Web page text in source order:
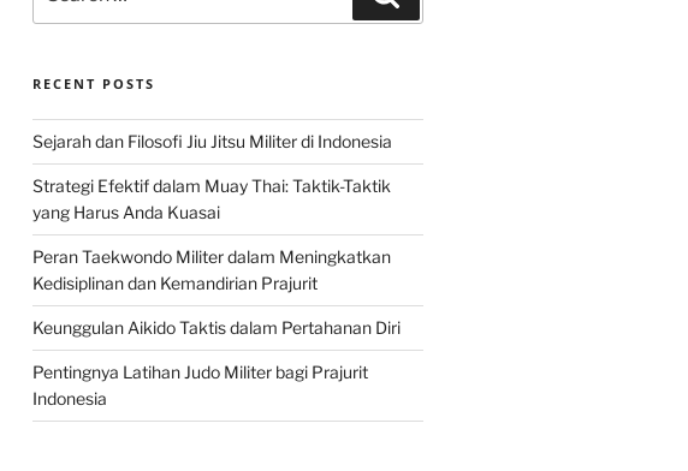
for:
RECENT POSTS
Sejarah dan Filosofi Jiu Jitsu Militer di Indonesia
Strategi Efektif dalam Muay Thai: Taktik-Taktik
yang Harus Anda Kuasai
Peran Taekwondo Militer dalam Meningkatkan
Kedisiplinan dan Kemandirian Prajurit
Keunggulan Aikido Taktis dalam Pertahanan Diri
Pentingnya Latihan Judo Militer bagi Prajurit
Indonesia